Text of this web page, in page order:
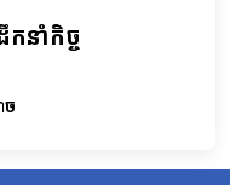
នាំកិច្ច
ច